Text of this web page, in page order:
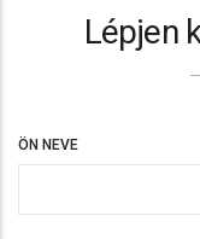
Lépjen
ÖN NEVE